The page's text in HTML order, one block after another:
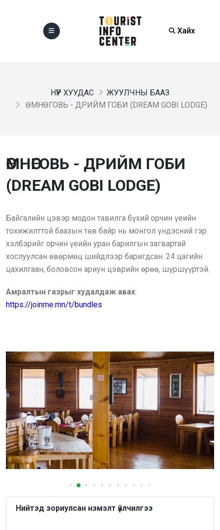
Хайх
НҮҮР ХУУДАС
ЖУУЛЧНЫ БААЗ
ӨМНӨГОВЬ - ДРИЙМ ГОБИ (DREAM GOBI LODGE)
ӨМНӨГОВЬ - ДРИЙМ ГОБИ
(DREAM GOBI LODGE)
Байгалийн цэвэр модон тавилга бүхий орчин үеийн
тохижилттой баазын төв байр нь монгол үндэсний гэр
хэлбэрийг орчин үеийн уран барилгын загвартай
хослуулсан өвөрмөц шийдлээр баригдсан. 24 цагийн
цахилгаан, боловсон ариун цэврийн өрөө, шүршүүртэй.
Амралтын газрыг худалдаж авах:
https://joinme.mn/t/bundles
Нийтэд зориулсан нэмэлт үйлчилгээ